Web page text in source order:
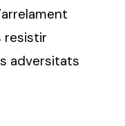
resistir
adversitats